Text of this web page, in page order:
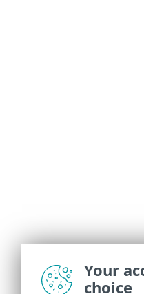
Your
choice